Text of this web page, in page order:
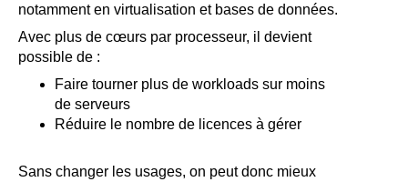
notamment en virtualisation et bases de données.
Avec plus de cœurs par processeur, il devient
possible de :
Faire tourner plus de workloads sur moins
de serveurs
Réduire le nombre de licences à gérer
Sans changer les usages, on peut donc mieux